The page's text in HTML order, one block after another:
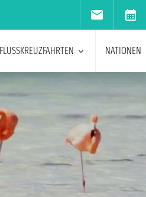
FLUSSKREUZFAHRTEN NATIONEN